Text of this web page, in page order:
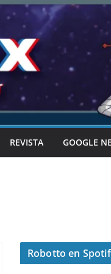
REVISTA GOOGLE
Robotto en